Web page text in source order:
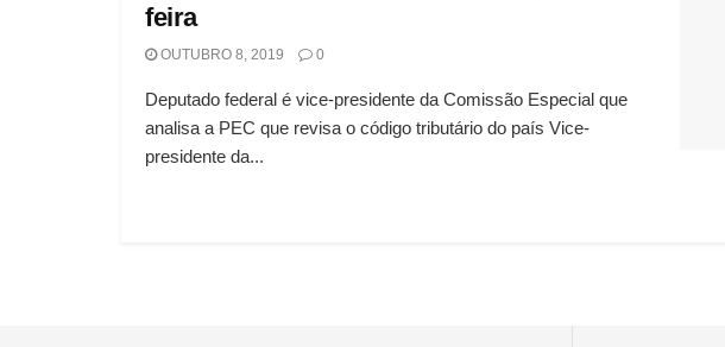
feira
OUTUBRO 8, 2019 0
Deputado federal é vice-presidente da Comissão Especial que
analisa a PEC que revisa o código tributário do país Vice-
presidente da...